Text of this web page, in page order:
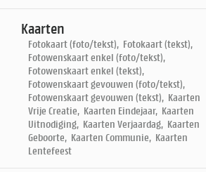
Kaarten
Fotokaart (foto/tekst), Fotokaart (tekst),
Fotowenskaart enkel (foto/tekst),
Fotowenskaart enkel (tekst),
Fotowenskaart gevouwen (foto/tekst),
Fotowenskaart gevouwen (tekst), Kaarten
Vrije Creatie, Kaarten Eindejaar, Kaarten
Uitnodiging, Kaarten Verjaardag, Kaarten
Geboorte, Kaarten Communie, Kaarten
Lentefeest